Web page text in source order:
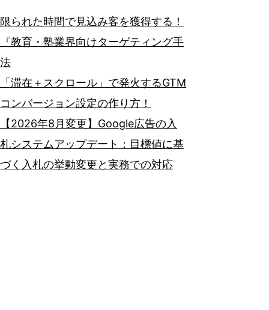
限られた時間で見込み客を獲得する！
『教育・塾業界向けターゲティング手
法
「滞在＋スクロール」で発火するGTM
コンバージョン設定の作り方！
【2026年8月変更】Google広告の入
札システムアップデート：目標値に基
づく入札の挙動変更と実務での対応